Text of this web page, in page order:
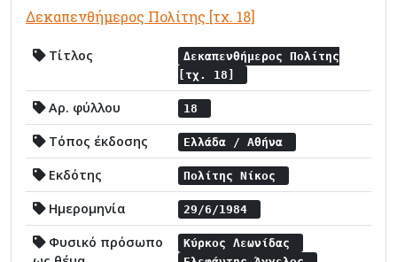
Δεκαπενθήμερος Πολίτης [τχ. 18]
Τίτλος
Δεκαπενθήμερος Πολίτης
[τχ. 18]
Αρ. φύλλου 18
Τόπος έκδοσης Ελλάδα / Αθήνα
Εκδότης Πολίτης Νίκος
Ημερομηνία 29/6/1984
Φυσικό πρόσωπο
Κύρκος Λεωνίδας